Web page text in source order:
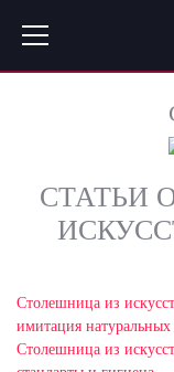
СТАТЬИ
Столешница из
имитация натуральных
Столешница из